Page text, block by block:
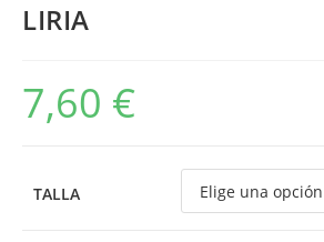
LIRIA
7,60 €
TALLA